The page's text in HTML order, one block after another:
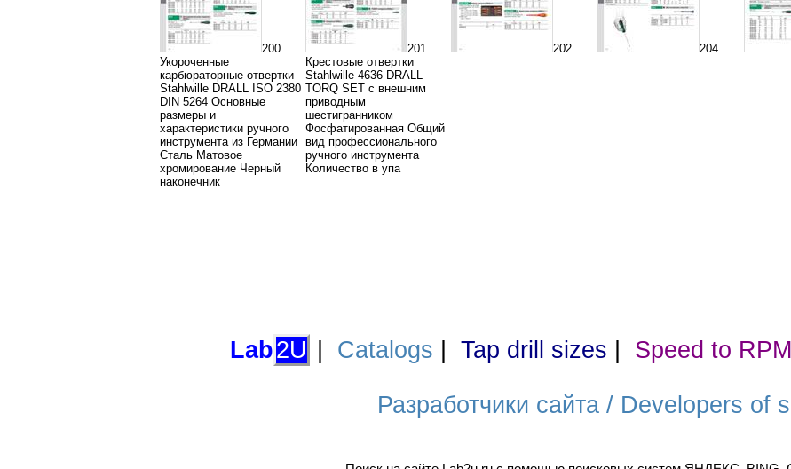
200
Укороченные
карбюраторные отвертки
Stahlwille DRALL ISO 2380
DIN 5264 Основные
размеры и
характеристики ручного
инструмента из Германии
Сталь Матовое
хромирование Черный
наконечник
201
Крестовые отвертки
Stahlwille 4636 DRALL
TORQ SET с внешним
приводным
шестигранником
Фосфатированная Общий
вид профессионального
ручного инструмента
Количество в упа
202 204
Lab2U Catalogs Tap drill sizes Speed to RPM
Разработчики сайта / Developers of